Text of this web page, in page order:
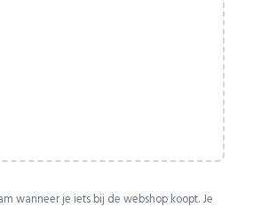
wanneer je iets bij de webshop koopt. Je